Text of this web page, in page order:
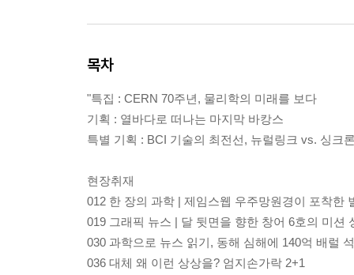
목차
"특집 : CERN 70주년, 물리학의 미래를 보다
기획 : 열바다로 떠나는 마지막 바캉스
특별 기획 : BCI 기술의 최전선, 뉴럴링크 vs. 싱크
현장취재
012 한 장의 과학 | 제임스웹 우주망원경이 포착한
019 그래픽 뉴스 | 달 뒷면을 향한 창어 6호의 미션
030 과학으로 뉴스 읽기, 동해 심해에 140억 배럴
036 대체 왜 이런 상상을? 엄지손가락 2+1